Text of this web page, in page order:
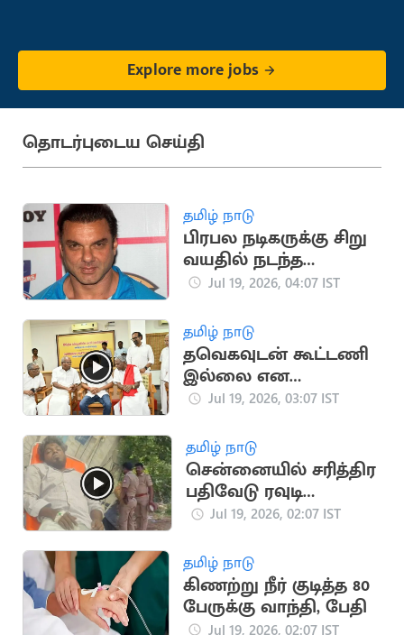
Explore more jobs
தொடர்புடைய செய்தி
தமிழ் நாடு
பிரபல நடிகருக்கு சிறு
வயதில் நடந்த
பாலியல் தொல்லை
Jul 19, 2026, 04:07 IST
தமிழ் நாடு
தவெகவுடன் கூட்டணி
இல்லை என
அறிவித்த CPM
Jul 19, 2026, 03:07 IST
தமிழ் நாடு
சென்னையில் சரித்திர
பதிவேடு ரவுடி
துப்பாக்கியால்
Jul 19, 2026, 02:07 IST
தமிழ் நாடு
கிணற்று நீர் குடித்த 80
பேருக்கு வாந்தி, பேதி
Jul 19, 2026, 02:07 IST